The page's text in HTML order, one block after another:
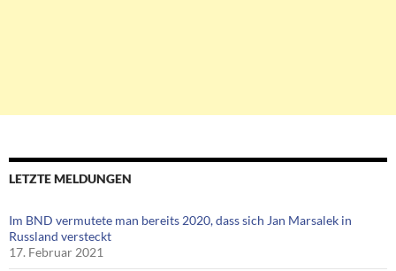
LETZTE MELDUNGEN
Im BND vermutete man bereits 2020, dass sich Jan Marsalek in
Russland versteckt
17. Februar 2021